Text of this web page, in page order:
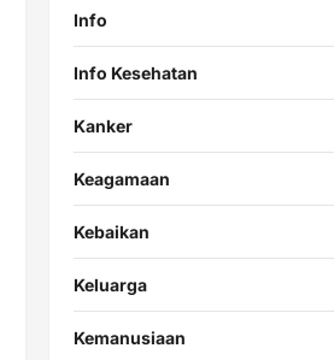
Info
Info Kesehatan
Kanker
Keagamaan
Kebaikan
Keluarga
Kemanusiaan